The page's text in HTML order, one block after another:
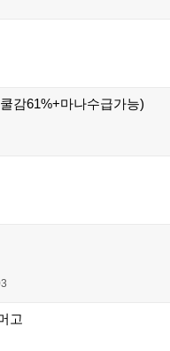
감61%+마나수급가능)
고